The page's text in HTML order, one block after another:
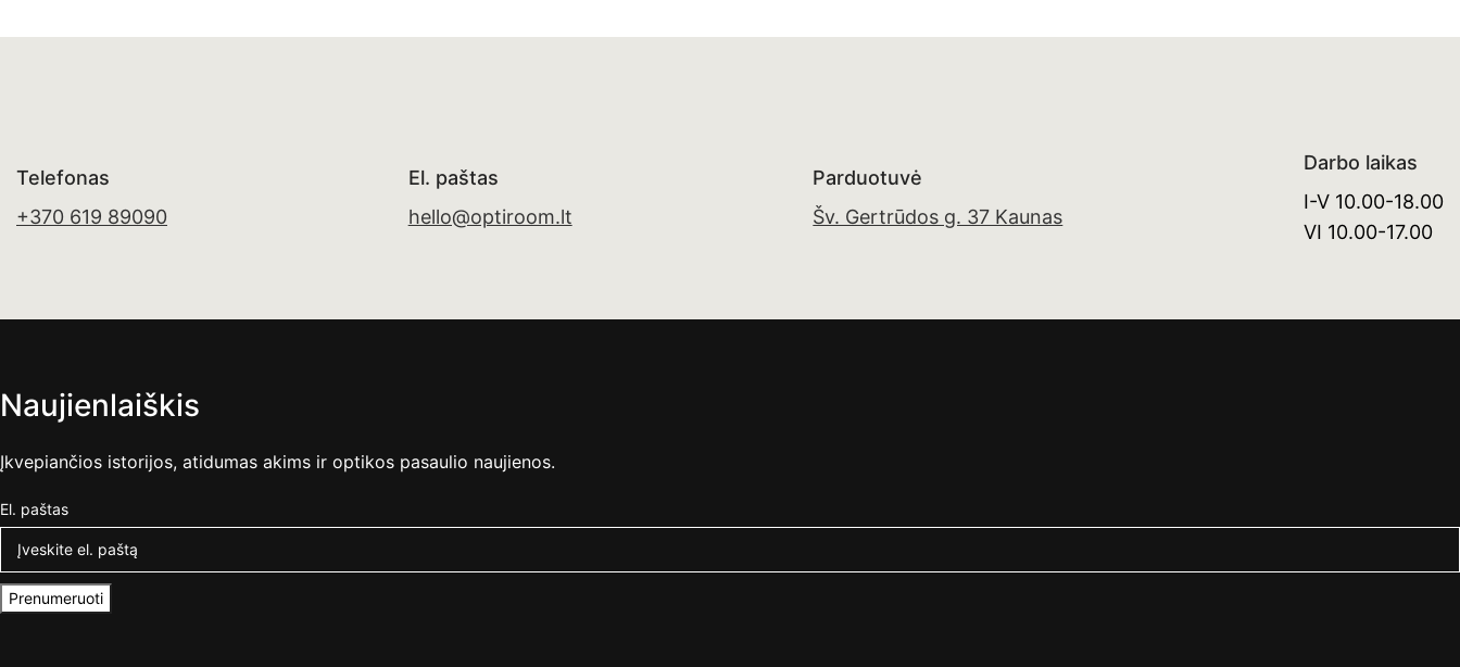
Telefonas
+370 619 89090
El. paštas
hello@optiroom.lt
Parduotuvė
Šv. Gertrūdos g. 37 Kaunas
Darbo laikas
I-V 10.00-18.00
VI 10.00-17.00
Naujienlaiškis
Įkvepiančios istorijos, atidumas akims ir optikos pasaulio naujienos.
El. paštas
Prenumeruoti